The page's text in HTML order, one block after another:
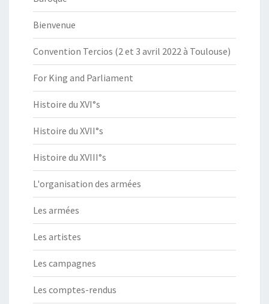
Bienvenue
Convention Tercios (2 et 3 avril 2022 à Toulouse)
For King and Parliament
Histoire du XVI°s
Histoire du XVII°s
Histoire du XVIII°s
L'organisation des armées
Les armées
Les artistes
Les campagnes
Les comptes-rendus